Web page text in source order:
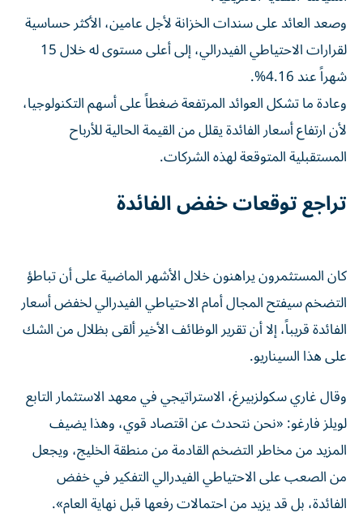
وصعد العائد على سندات الخزانة لأجل عامين، الأكثر حساسية
لقرارات الاحتياطي الفيدرالي، إلى أعلى مستوى له خلال 15
شهراً عند 4.16%.
وعادة ما تشكل العوائد المرتفعة ضغطاً على أسهم التكنولوجيا،
لأن ارتفاع أسعار الفائدة يقلل من القيمة الحالية للأرباح
المستقبلية المتوقعة لهذه الشركات.
تراجع توقعات خفض الفائدة
كان المستثمرون يراهنون خلال الأشهر الماضية على أن تباطؤ
التضخم سيفتح المجال أمام الاحتياطي الفيدرالي لخفض أسعار
الفائدة قريباً، إلا أن تقرير الوظائف الأخير ألقى بظلال من الشك
على هذا السيناريو.
وقال غاري سكولزبيرغ، الاستراتيجي في معهد الاستثمار التابع
لويلز فارغو: «نحن نتحدث عن اقتصاد قوي، وهذا يضيف
المزيد من مخاطر التضخم القادمة من منطقة الخليج، ويجعل
من الصعب على الاحتياطي الفيدرالي التفكير في خفض
الفائدة، بل قد يزيد من احتمالات رفعها قبل نهاية العام».